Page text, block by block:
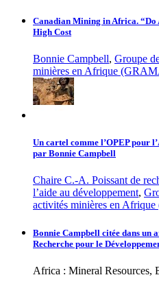
Canadian Mining in Africa. “Do
High Cost
Bonnie Campbell, Groupe
minières en Afrique
Un cartel comme l’OPEP pour
par Bonnie Campbell
Chaire C.-A. Poissant de
l’aide au développement,
activités minières en
Bonnie Campbell citée dans un
Recherche pour le
Africa : Mineral Resources,